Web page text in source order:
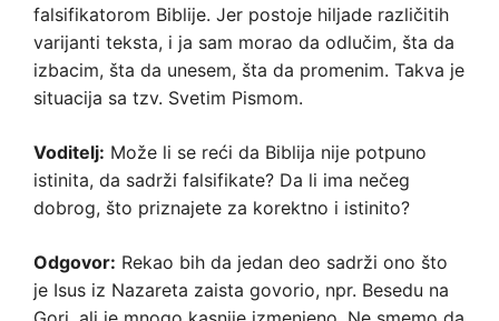
falsifikatorom Biblije. Jer postoje hiljade različitih
varijanti teksta, i ja sam morao da odlučim, šta da
izbacim, šta da unesem, šta da promenim. Takva je
situacija sa tzv. Svetim Pismom.
Voditelj: Može li se reći da Biblija nije potpuno
istinita, da sadrži falsifikate? Da li ima nečeg
dobrog, što priznajete za korektno i istinito?
Odgovor: Rekao bih da jedan deo sadrži ono što
je Isus iz Nazareta zaista govorio, npr. Besedu na